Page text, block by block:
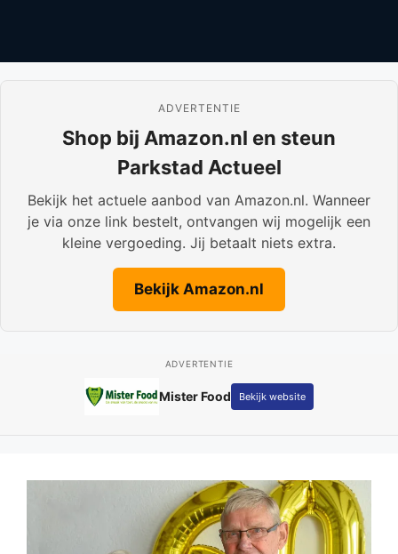
ADVERTENTIE
Shop bij Amazon.nl en steun
Parkstad Actueel
Bekijk het actuele aanbod van Amazon.nl. Wanneer
je via onze link bestelt, ontvangen wij mogelijk een
kleine vergoeding. Jij betaalt niets extra.
Bekijk Amazon.nl
ADVERTENTIE
Fotografie Kay Schepers Bekijk website